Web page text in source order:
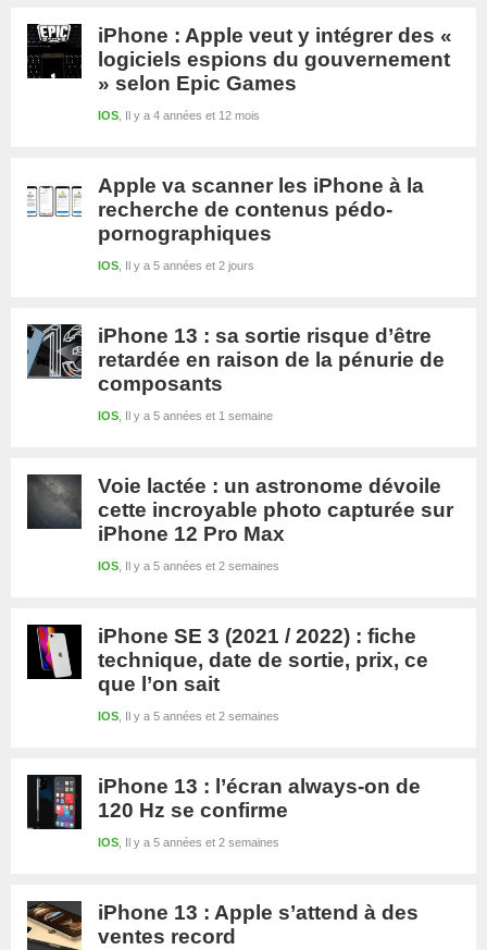
iPhone : Apple veut y intégrer des «
logiciels espions du gouvernement
» selon Epic Games
Il y a 4 années et 12 mois
IOS
Apple va scanner les iPhone à la
recherche de contenus pédo-
pornographiques
Il y a 5 années et 2 jours
IOS
iPhone 13 : sa sortie risque d’être
retardée en raison de la pénurie de
composants
Il y a 5 années et 1 semaine
IOS
Voie lactée : un astronome dévoile
cette incroyable photo capturée sur
iPhone 12 Pro Max
Il y a 5 années et 2 semaines
IOS
iPhone SE 3 (2021 / 2022) : fiche
technique, date de sortie, prix, ce
que l’on sait
Il y a 5 années et 2 semaines
IOS
iPhone 13 : l’écran always-on de
120 Hz se confirme
Il y a 5 années et 2 semaines
IOS
iPhone 13 : Apple s’attend à des
ventes record